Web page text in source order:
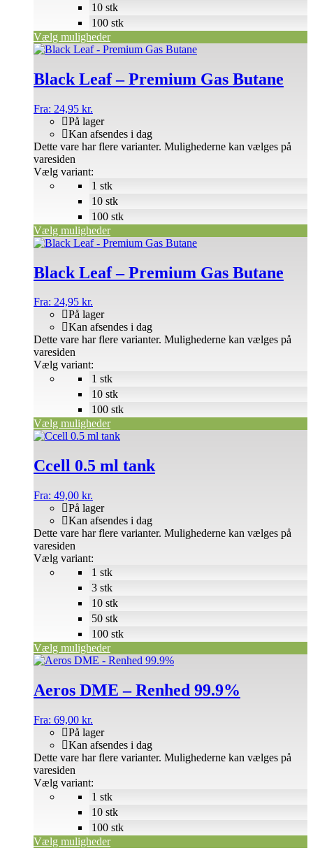
Vælg muligheder
10 stk
100 stk
Black Leaf – Premium Gas Butane
Fra: 24,95 kr.
På lager
Kan afsendes i dag
Vælg variant:
Vælg muligheder
Dette vare har flere varianter. Mulighederne kan vælges på
varesiden
1 stk
10 stk
100 stk
Black Leaf – Premium Gas Butane
Fra: 24,95 kr.
På lager
Kan afsendes i dag
Vælg variant:
Vælg muligheder
Dette vare har flere varianter. Mulighederne kan vælges på
varesiden
1 stk
10 stk
100 stk
Ccell 0.5 ml tank
Fra: 49,00 kr.
På lager
Kan afsendes i dag
Vælg variant:
Vælg muligheder
Dette vare har flere varianter. Mulighederne kan vælges på
varesiden
1 stk
3 stk
10 stk
50 stk
100 stk
Aeros DME – Renhed 99.9%
Fra: 69,00 kr.
På lager
Kan afsendes i dag
Vælg variant:
Vælg muligheder
Dette vare har flere varianter. Mulighederne kan vælges på
varesiden
1 stk
10 stk
100 stk